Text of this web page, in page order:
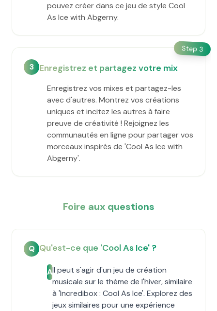
pouvez créer dans ce jeu de style Cool
As Ice with Abgerny.
Step 3
3 Enregistrez et partagez votre mix
Enregistrez vos mixes et partagez-les
avec d'autres. Montrez vos créations
uniques et incitez les autres à faire
preuve de créativité ! Rejoignez les
communautés en ligne pour partager vos
morceaux inspirés de 'Cool As Ice with
Abgerny'.
Foire aux questions
Q Qu'est-ce que 'Cool As Ice' ?
AIl peut s'agir d'un jeu de création
musicale sur le thème de l'hiver, similaire
à 'Incredibox : Cool As Ice'. Explorez des
jeux similaires pour une expérience